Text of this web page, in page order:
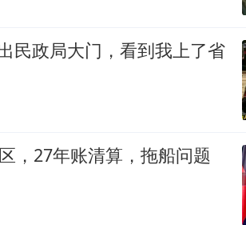
民政局大门，看到我上了省
，27年账清算，拖船问题